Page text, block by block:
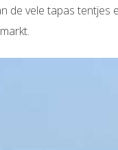
de vele tapas